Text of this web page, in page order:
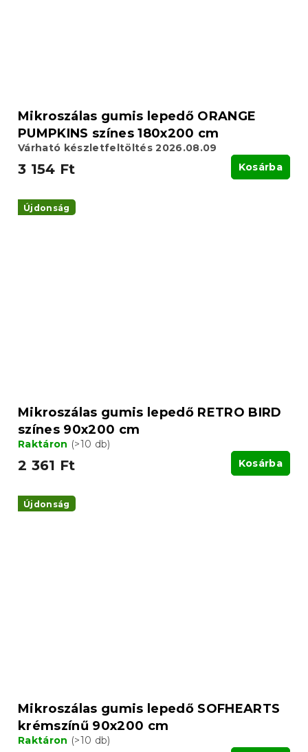
Mikroszálas gumis lepedő ORANGE
PUMPKINS színes 180x200 cm
Várható készletfeltöltés 2026.08.09
3 154 Ft Kosárba
Újdonság
Mikroszálas gumis lepedő RETRO BIRD
színes 90x200 cm
Raktáron (>10 db)
2 361 Ft Kosárba
Újdonság
Mikroszálas gumis lepedő SOFHEARTS
krémszínű 90x200 cm
Raktáron (>10 db)